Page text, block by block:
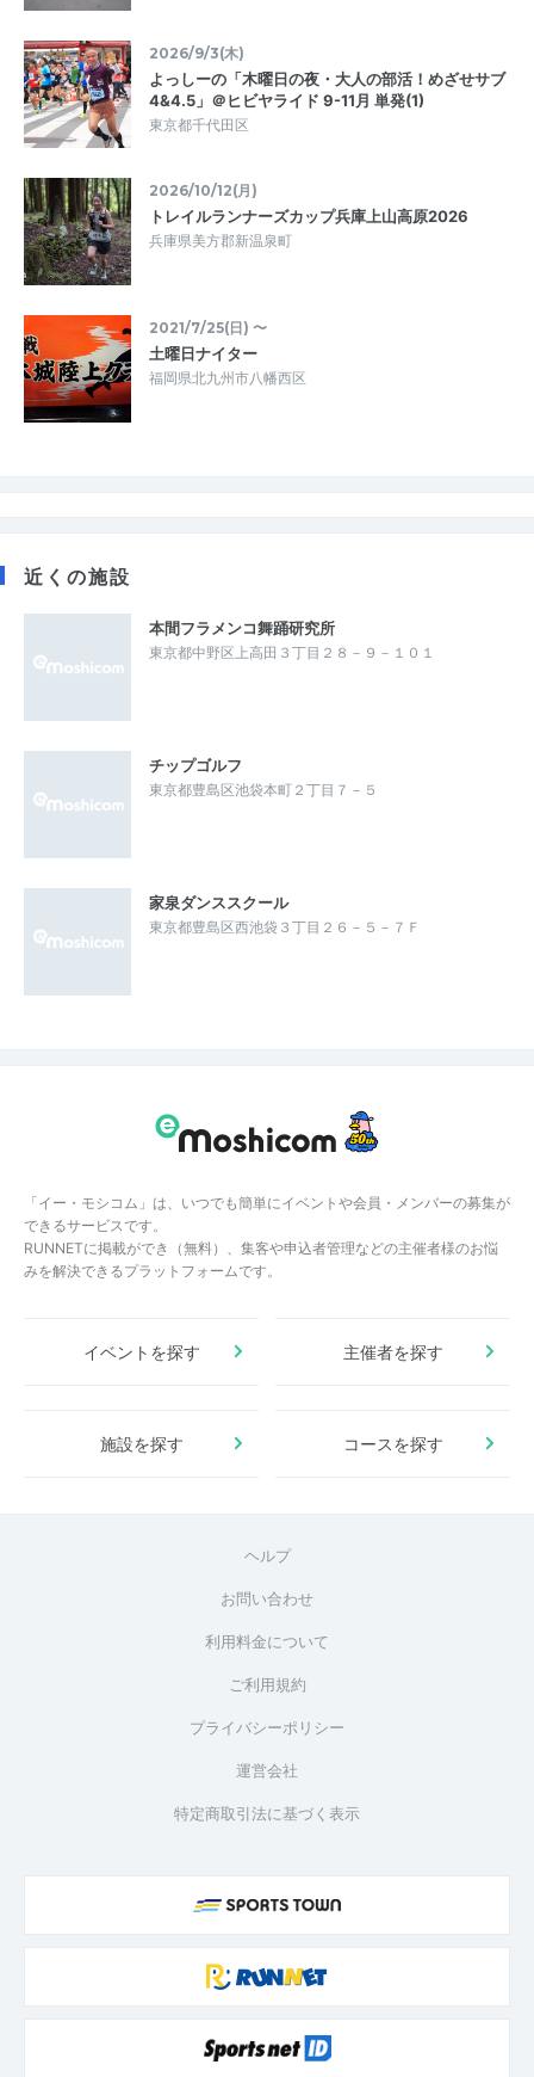
2026/9/3(木)
よっしーの「木曜日の夜・大人の部活！めざせサブ
4&4.5」＠ヒビヤライド 9-11月 単発(1)
東京都千代田区
2026/10/12(月)
トレイルランナーズカップ兵庫上山高原2026
兵庫県美方郡新温泉町
2021/7/25(日) 〜
土曜日ナイター
福岡県北九州市八幡西区
近くの施設
本間フラメンコ舞踊研究所
東京都中野区上高田３丁目２８－９－１０１
チップゴルフ
東京都豊島区池袋本町２丁目７－５
家泉ダンススクール
東京都豊島区西池袋３丁目２６－５－７Ｆ
「イー・モシコム」は、いつでも簡単にイベントや会員・メンバーの募集が
できるサービスです。
RUNNETに掲載ができ（無料）、集客や申込者管理などの主催者様のお悩
みを解決できるプラットフォームです。
イベントを探す 主催者を探す
施設を探す コースを探す
ヘルプ
お問い合わせ
利用料金について
ご利用規約
プライバシーポリシー
運営会社
特定商取引法に基づく表示